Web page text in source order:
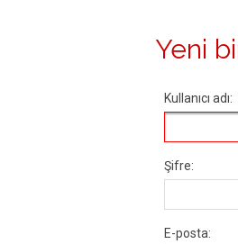
Yeni
Kullanıcı adı:
Şifre:
E-posta: